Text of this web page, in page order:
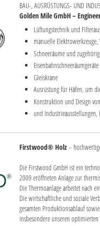
BAU-, AUSRÜSTUNGS- UND
Golden Mile GmbH –
Lüftungstechnik und
manuelle
Schneeräume und
Eisenbahnschneeräumgeräte
Gleiskrane
Ausrüstung für Häfen, um
Konstruktion und Design
und
Firstwood® Holz–
Die Firstwood GmbH ist ein
2009 eröffneten Anlage zur
Die Thermoanlage arbeitet nach
Die wirtschaftliche und soziale
gesamten Produktionsablauf
insbesondere unseren